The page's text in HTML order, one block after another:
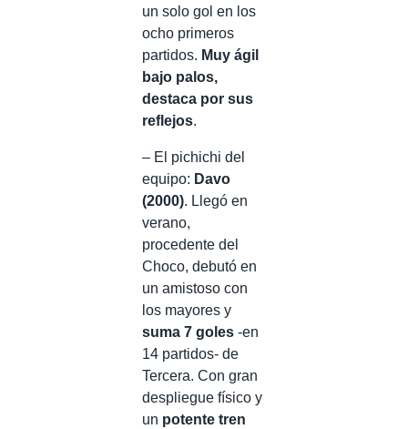
un solo gol en los
ocho primeros
partidos. Muy ágil
bajo palos,
destaca por sus
reflejos.
– El pichichi del
equipo: Davo
(2000). Llegó en
verano,
procedente del
Choco, debutó en
un amistoso con
los mayores y
suma 7 goles -en
14 partidos- de
Tercera. Con gran
despliegue físico y
un potente tren